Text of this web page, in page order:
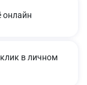
онлайн
в личном